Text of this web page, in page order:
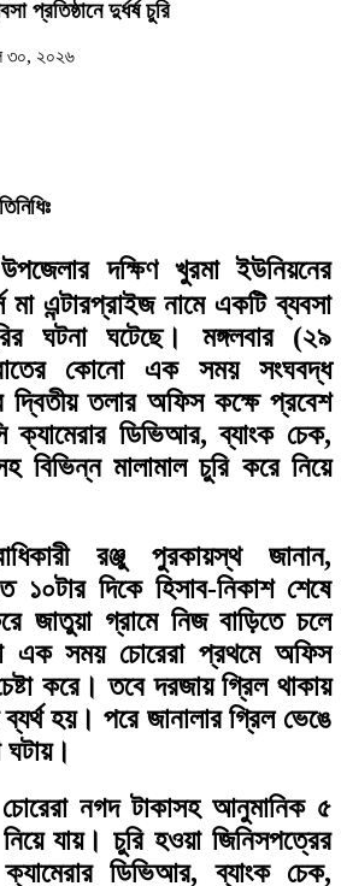
প্রতিষ্ঠানে দুর্ধর্ষ চুরি
৩০, ২০২৬
দক্ষিণ খুরমা ইউনিয়নের
মা এন্টারপ্রাইজ নামে একটি ব্যবসা
ঘটনা ঘটেছে। মঙ্গলবার (২৯
কোনো এক সময় সংঘবদ্ধ
দ্বিতীয় তলার অফিস কক্ষে প্রবেশ
ক্যামেরার ডিভিআর, ব্যাংক চেক,
বিভিন্ন মালামাল চুরি করে নিয়ে
রঞ্জু পুরকায়স্থ জানান,
১০টার দিকে হিসাব-নিকাশ শেষে
জাতুয়া গ্রামে নিজ বাড়িতে চলে
এক সময় চোরেরা প্রথমে অফিস
করে। তবে দরজায় গ্রিল থাকায়
হয়। পরে জানালার গ্রিল ভেঙে
ঘটায়।
নগদ টাকাসহ আনুমানিক ৫
যায়। চুরি হওয়া জিনিসপত্রের
ডিভিআর, ব্যাংক চেক,